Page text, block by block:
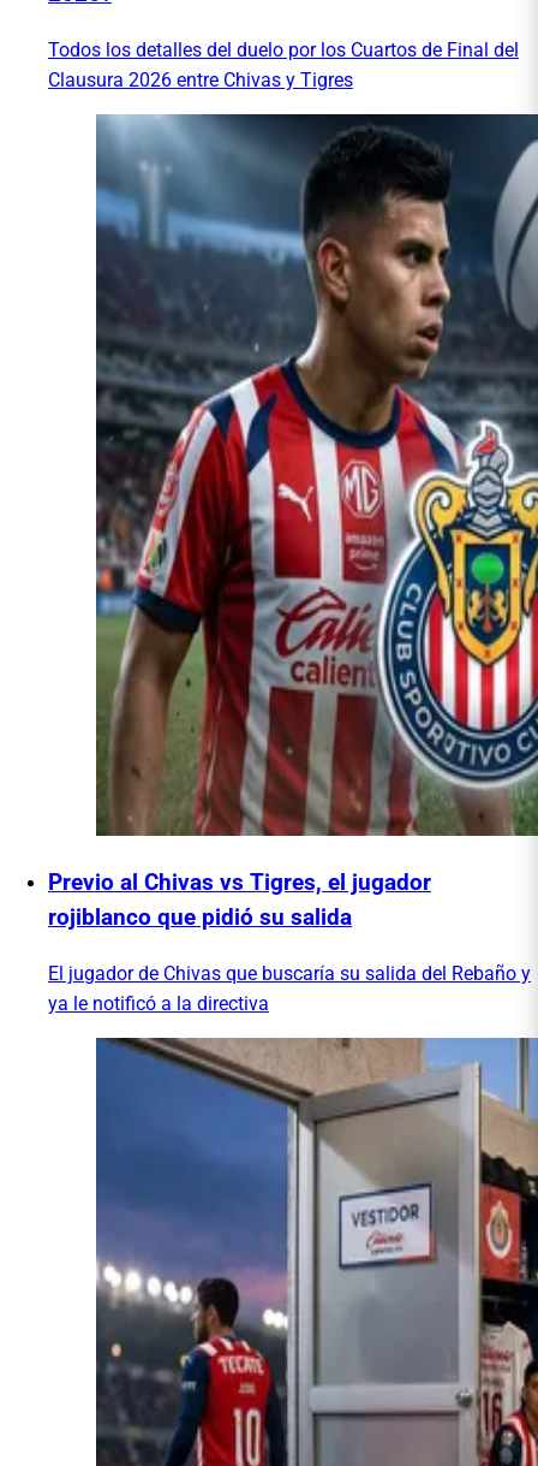
Todos los detalles del duelo por los Cuartos de Final del
Clausura 2026 entre Chivas y Tigres
Previo al Chivas vs Tigres, el jugador
rojiblanco que pidió su salida
El jugador de Chivas que buscaría su salida del Rebaño y
ya le notificó a la directiva